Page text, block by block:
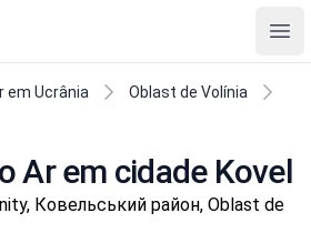
em Ucrânia
Oblast de Volínia
Ar em cidade Kovel
Ковельський район, Oblast de